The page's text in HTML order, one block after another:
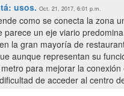
usos. Oct. 21, 2017, 6:01 p.m.
como se conecta la zona
un eje viario
la gran mayoría de
aunque representan su
para mejorar la
de acceder al centro